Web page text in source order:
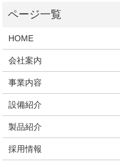
HOME
会社案内
事業内容
設備紹介
製品紹介
採用情報